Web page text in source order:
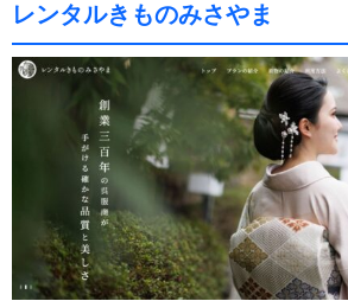
レンタルきものみさやま